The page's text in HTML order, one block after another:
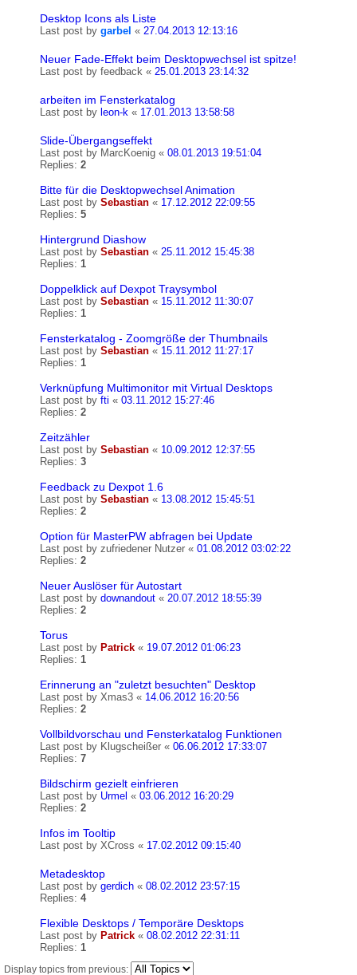
Desktop Icons als Liste
Last post by garbel « 27.04.2013 12:13:16
Neuer Fade-Effekt beim Desktopwechsel ist spitze!
Last post by feedback « 25.01.2013 23:14:32
arbeiten im Fensterkatalog
Last post by leon-k « 17.01.2013 13:58:58
Slide-Übergangseffekt
Last post by MarcKoenig « 08.01.2013 19:51:04
Replies: 2
Bitte für die Desktopwechsel Animation
Last post by Sebastian « 17.12.2012 22:09:55
Replies: 5
Hintergrund Diashow
Last post by Sebastian « 25.11.2012 15:45:38
Replies: 1
Doppelklick auf Dexpot Traysymbol
Last post by Sebastian « 15.11.2012 11:30:07
Replies: 1
Fensterkatalog - Zoomgröße der Thumbnails
Last post by Sebastian « 15.11.2012 11:27:17
Replies: 1
Verknüpfung Multimonitor mit Virtual Desktops
Last post by fti « 03.11.2012 15:27:46
Replies: 2
Zeitzähler
Last post by Sebastian « 10.09.2012 12:37:55
Replies: 3
Feedback zu Dexpot 1.6
Last post by Sebastian « 13.08.2012 15:45:51
Replies: 2
Option für MasterPW abfragen bei Update
Last post by zufriedener Nutzer « 01.08.2012 03:02:22
Replies: 2
Neuer Auslöser für Autostart
Last post by downandout « 20.07.2012 18:55:39
Replies: 2
Torus
Last post by Patrick « 19.07.2012 01:06:23
Replies: 1
Erinnerung an "zuletzt besuchten" Desktop
Last post by Xmas3 « 14.06.2012 16:20:56
Replies: 2
Vollbildvorschau und Fensterkatalog Funktionen
Last post by Klugscheißer « 06.06.2012 17:33:07
Replies: 7
Bildschirm gezielt einfrieren
Last post by Urmel « 03.06.2012 16:20:29
Replies: 2
Infos im Tooltip
Last post by XCross « 17.02.2012 09:15:40
Metadesktop
Last post by gerdich « 08.02.2012 23:57:15
Replies: 4
Flexible Desktops / Temporäre Desktops
Last post by Patrick « 08.02.2012 22:31:11
Replies: 1
Display topics from previous: